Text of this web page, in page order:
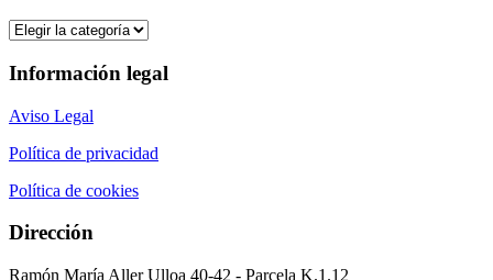
Categorías
Información legal
Aviso Legal
Política de privacidad
Política de cookies
Dirección
Ramón María Aller Ulloa 40-42 - Parcela K.1.12